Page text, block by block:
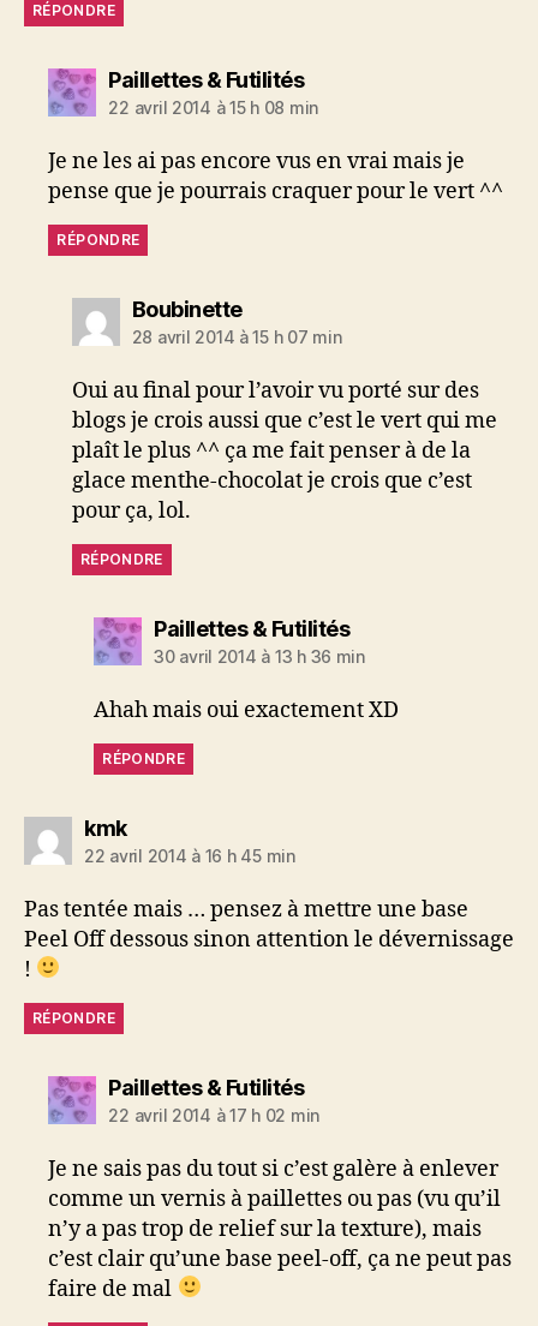
RÉPONDRE
Paillettes & Futilitésdit :
22 avril 2014 à 15 h 08 min
Je ne les ai pas encore vus en vrai mais je
pense que je pourrais craquer pour le vert ^^
RÉPONDRE
Boubinettedit :
28 avril 2014 à 15 h 07 min
Oui au final pour l’avoir vu porté sur des
blogs je crois aussi que c’est le vert qui me
plaît le plus ^^ ça me fait penser à de la
glace menthe-chocolat je crois que c’est
pour ça, lol.
RÉPONDRE
Paillettes & Futilitésdit :
30 avril 2014 à 13 h 36 min
Ahah mais oui exactement XD
RÉPONDRE
kmkdit :
22 avril 2014 à 16 h 45 min
Pas tentée mais … pensez à mettre une base
Peel Off dessous sinon attention le dévernissage
!
RÉPONDRE
Paillettes & Futilitésdit :
22 avril 2014 à 17 h 02 min
Je ne sais pas du tout si c’est galère à enlever
comme un vernis à paillettes ou pas (vu qu’il
n’y a pas trop de relief sur la texture), mais
c’est clair qu’une base peel-off, ça ne peut pas
faire de mal